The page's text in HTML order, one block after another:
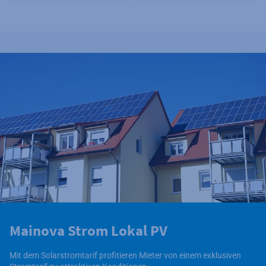
Mainova Strom Lokal PV
Mit dem Solarstromtarif profitieren Mieter von einem exklusiven